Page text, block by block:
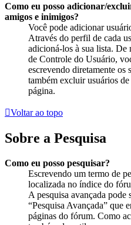
Como eu posso adicionar/
amigos e inimigos?
Você pode adicionar
Através do perfil de cada
adicioná-los à sua lista. De
de Controle do Usuário,
escrevendo diretamente os
também excluir usuários
página.
Voltar ao topo
Sobre a Pesquisa
Como eu posso pesquisar?
Escrevendo um termo de
localizada no índice do
A pesquisa avançada pode
“Pesquisa Avançada” que
páginas do fórum. Como